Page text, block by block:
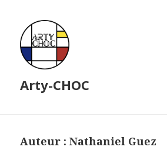
Arty-CHOC
Auteur :Nathaniel Guez